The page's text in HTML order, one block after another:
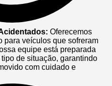
Oferecemos
para veículos que sofreram
equipe está preparada
de situação, garantindo
com cuidado e